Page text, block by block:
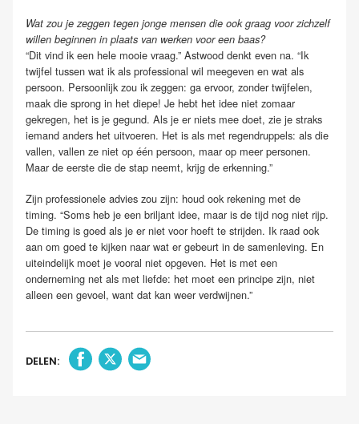
Wat zou je zeggen tegen jonge mensen die ook graag voor zichzelf
willen beginnen in plaats van werken voor een baas?
“Dit vind ik een hele mooie vraag.” Astwood denkt even na. “Ik
twijfel tussen wat ik als professional wil meegeven en wat als
persoon. Persoonlijk zou ik zeggen: ga ervoor, zonder twijfelen,
maak die sprong in het diepe! Je hebt het idee niet zomaar
gekregen, het is je gegund. Als je er niets mee doet, zie je straks
iemand anders het uitvoeren. Het is als met regendruppels: als die
vallen, vallen ze niet op één persoon, maar op meer personen.
Maar de eerste die de stap neemt, krijg de erkenning.”
Zijn professionele advies zou zijn: houd ook rekening met de
timing. “Soms heb je een briljant idee, maar is de tijd nog niet rijp.
De timing is goed als je er niet voor hoeft te strijden. Ik raad ook
aan om goed te kijken naar wat er gebeurt in de samenleving. En
uiteindelijk moet je vooral niet opgeven. Het is met een
onderneming net als met liefde: het moet een principe zijn, niet
alleen een gevoel, want dat kan weer verdwijnen.”
DELEN: